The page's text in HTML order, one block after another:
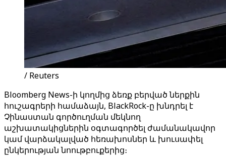
/ Reuters
Bloomberg News-ի կողմից ձեռք բերված ներքին
հուշագրերի համաձայն, BlackRock-ը խնդրել է
Չինաստան գործուղման մեկնող
աշխատակիցներին օգտագործել ժամանակավոր
կամ վարձակալված հեռախոսներ և խուսափել
ընկերության նոութբուքերից։